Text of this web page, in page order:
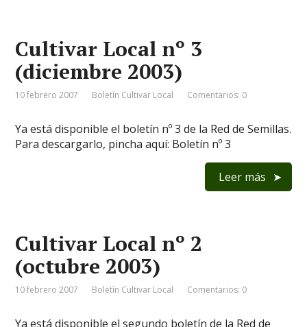
Cultivar Local nº 3
(diciembre 2003)
10 febrero 2007 Boletín Cultivar Local Comentarios: 0
Ya está disponible el boletín nº 3 de la Red de Semillas.
Para descargarlo, pincha aquí: Boletín nº 3
Leer más
Cultivar Local nº 2
(octubre 2003)
10 febrero 2007 Boletín Cultivar Local Comentarios: 0
Ya está disponible el segundo boletín de la Red de